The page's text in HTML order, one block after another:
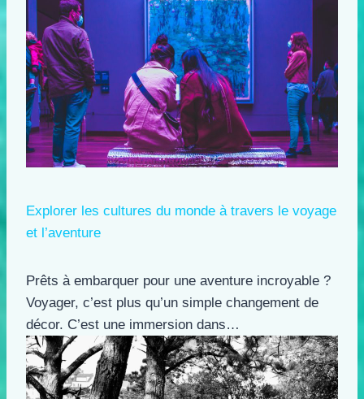
Explorer les cultures du monde à travers le voyage
et l’aventure
Prêts à embarquer pour une aventure incroyable ?
Voyager, c’est plus qu’un simple changement de
décor. C’est une immersion dans…